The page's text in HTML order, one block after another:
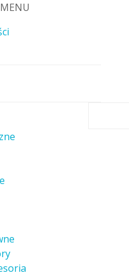
MENU
2 ROMANTYCZNY
2PACK